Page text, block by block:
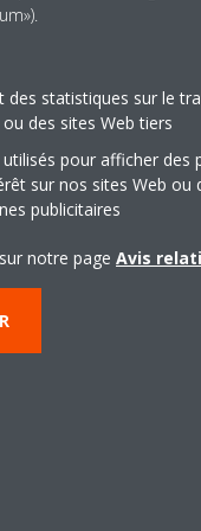
Get directions
des statistiques sur le
des sites Web tiers
pour afficher des
sur nos sites Web ou
publicitaires
notre page Avis